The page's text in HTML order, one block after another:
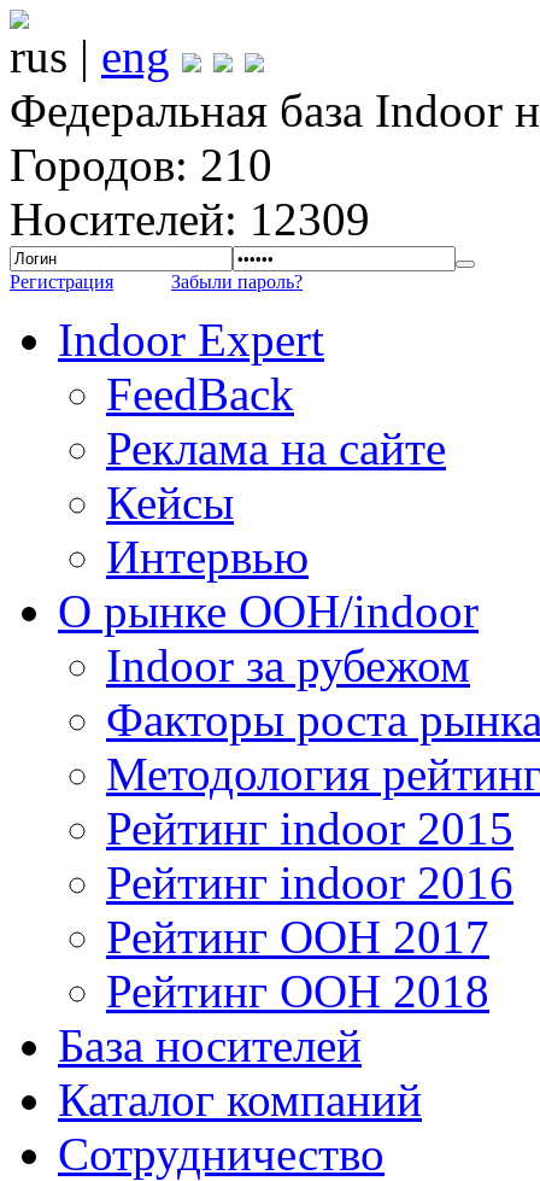
rus | eng
Федеральная база Indoor
Городов: 210
Носителей: 12309
Регистрация Забыли пароль?
Indoor Expert
FeedBack
Реклама на сайте
Кейсы
Интервью
О рынке OOH/indoor
Indoor за рубежом
Факторы роста
Методология
Рейтинг indoor 2015
Рейтинг indoor 2016
Рейтинг OOH 2017
Рейтинг OOH 2018
База носителей
Каталог компаний
Сотрудничество